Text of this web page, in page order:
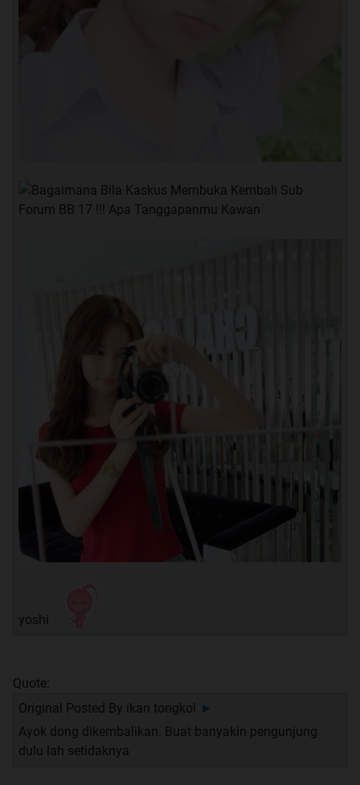
yoshi
Quote:
Original Posted By ikan tongkol
►
Ayok dong dikembalikan. Buat banyakin pengunjung
dulu lah setidaknya